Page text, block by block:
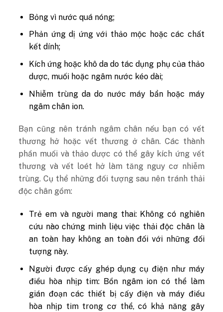
Bỏng vì nước quá nóng;
Phản ứng dị ứng với thảo mộc hoặc các chất
kết dính;
Kích ứng hoặc khô da do tác dụng phụ của thảo
dược, muối hoặc ngâm nước kéo dài;
Nhiễm trùng da do nước máy bẩn hoặc máy
ngâm chân ion.
Bạn cũng nên tránh ngâm chân nếu bạn có vết
thương hở hoặc vết thương ở chân. Các thành
phần muối và thảo dược có thể gây kích ứng vết
thương và vết loét hở làm tăng nguy cơ nhiễm
trùng. Cụ thể những đối tượng sau nên tránh thải
độc chân gồm:
Trẻ em và người mang thai: Không có nghiên
cứu nào chứng minh liệu việc thải độc chân là
an toàn hay không an toàn đối với những đối
tượng này.
Người được cấy ghép dụng cụ điện như máy
điều hòa nhịp tim: Bồn ngâm ion có thể làm
gián đoạn các thiết bị cấy điện và máy điều
hòa nhịp tim trong cơ thể, có khả năng gây